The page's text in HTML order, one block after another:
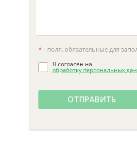
* - поля, обязательные для
Я согласен на
обработку персональных
ОТПРАВИТЬ